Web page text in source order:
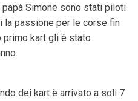
Simone sono stati piloti
passione per le corse fin
primo kart gli è stato
dei kart è arrivato a soli 7